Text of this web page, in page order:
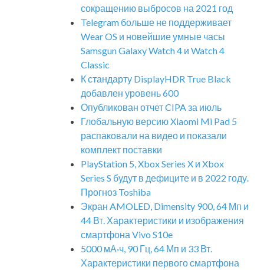
сокращению выбросов на 2021 год
Telegram больше не поддерживает
Wear OS и новейшие умные часы
Samsgun Galaxy Watch 4 и Watch 4
Classic
К стандарту DisplayHDR True Black
добавлен уровень 600
Опубликован отчет CIPA за июль
Глобальную версию Xiaomi Mi Pad 5
распаковали на видео и показали
комплект поставки
PlayStation 5, Xbox Series X и Xbox
Series S будут в дефиците и в 2022 году.
Прогноз Toshiba
Экран AMOLED, Dimensity 900, 64 Мп и
44 Вт. Характеристики и изображения
смартфона Vivo S10e
5000 мА·ч, 90 Гц, 64 Мп и 33 Вт.
Характеристики первого смартфона